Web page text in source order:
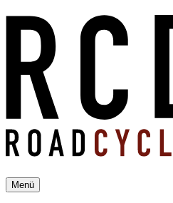
Menü